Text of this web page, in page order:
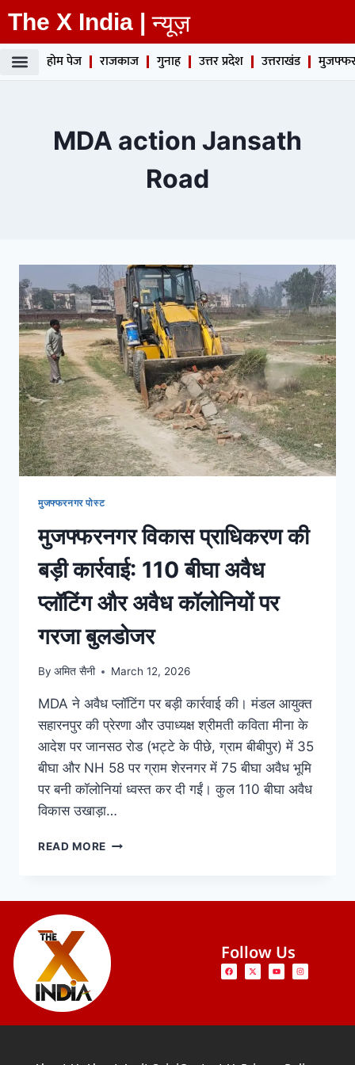
The X India | न्यूज़
होम पेज राजकाज गुनाह उत्तर प्रदेश उत्तराखंड
MDA action Jansath
Road
मुजफ्फरनगर पोस्ट
मुजफ्फरनगर विकास प्राधिकरण की
बड़ी कार्रवाई: 110 बीघा अवैध
प्लॉटिंग और अवैध कॉलोनियों पर
गरजा बुलडोजर
By अमित सैनी March 12, 2026
MDA ने अवैध प्लॉटिंग पर बड़ी कार्रवाई की। मंडल आयुक्त
सहारनपुर की प्रेरणा और उपाध्यक्ष श्रीमती कविता मीना के
आदेश पर जानसठ रोड (भट्टे के पीछे, ग्राम बीबीपुर) में 35
बीघा और NH 58 पर ग्राम शेरनगर में 75 बीघा अवैध भूमि
पर बनी कॉलोनियां ध्वस्त कर दी गईं। कुल 110 बीघा अवैध
विकास उखाड़ा…
READ MORE
Follow Us